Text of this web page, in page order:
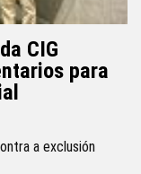
CIG
para
a exclusión